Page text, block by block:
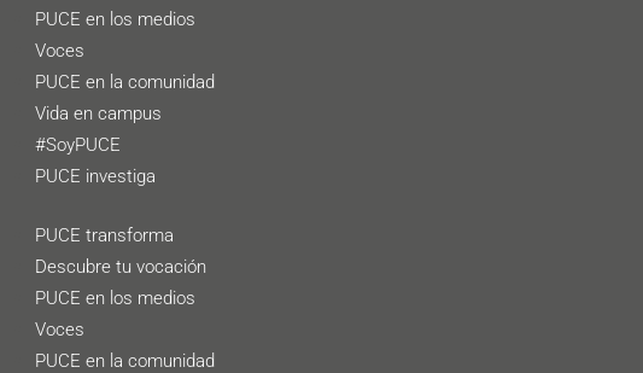
PUCE en los medios
Voces
PUCE en la comunidad
Vida en campus
#SoyPUCE
PUCE investiga
PUCE transforma
Descubre tu vocación
PUCE en los medios
Voces
PUCE en la comunidad